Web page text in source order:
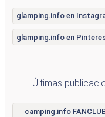
glamping.info en
glamping.info en
Últimas
camping.info